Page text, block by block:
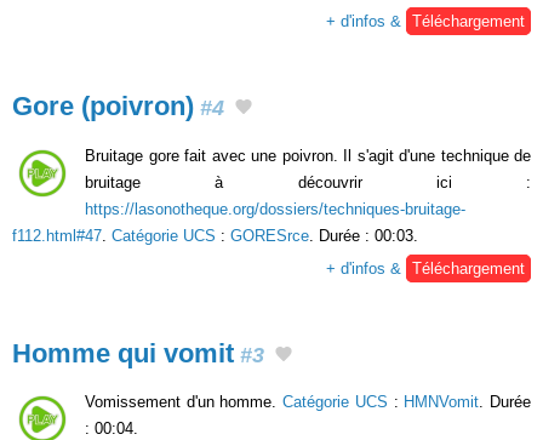
+ d'infos & Téléchargement
Gore (poivron) #4
Bruitage gore fait avec une poivron. Il s'agit d'une technique de
bruitage à découvrir ici :
https://lasonotheque.org/dossiers/techniques-bruitage-
f112.html#47 Catégorie UCS : GORESrce . Durée : 00:03.
+ d'infos &
Téléchargement
Homme qui vomit #3
Vomissement d'un homme.Catégorie UCS : HMNVomit. Durée
: 00:04.